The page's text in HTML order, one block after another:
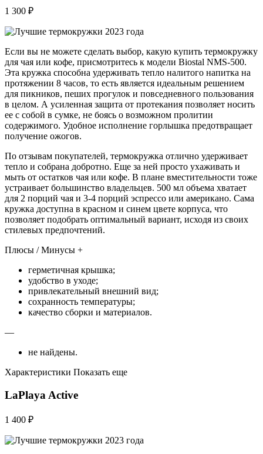
1 300 ₽
Если вы не можете сделать выбор, какую купить термокружку
для чая или кофе, присмотритесь к модели Biostal NMS-500.
Эта кружка способна удерживать тепло налитого напитка на
протяжении 8 часов, то есть является идеальным решением
для пикников, пеших прогулок и повседневного пользования
в целом. А усиленная защита от протекания позволяет носить
ее с собой в сумке, не боясь о возможном пролитии
содержимого. Удобное исполнение горлышка предотвращает
получение ожогов.
По отзывам покупателей, термокружка отлично удерживает
тепло и собрана добротно. Еще за ней просто ухаживать и
мыть от остатков чая или кофе. В плане вместительности тоже
устраивает большинство владельцев. 500 мл объема хватает
для 2 порций чая и 3-4 порций эспрессо или американо. Сама
кружка доступна в красном и синем цвете корпуса, что
позволяет подобрать оптимальный вариант, исходя из своих
стилевых предпочтений.
Плюсы / Минусы +
герметичная крышка;
удобство в уходе;
привлекательный внешний вид;
сохранность температуры;
качество сборки и материалов.
—
не найдены.
Характеристики Показать еще
LaPlaya Active
1 400 ₽